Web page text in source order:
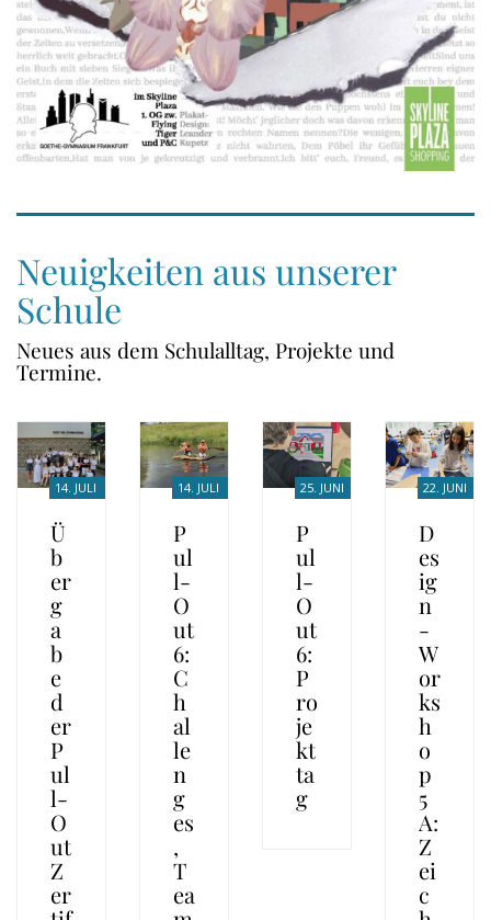
Neuigkeiten aus unserer
Schule
Neues aus dem Schulalltag, Projekte und
Termine.
14. JULI
Ü
b
er
g
a
b
e
d
er
P
ul
l-
O
ut
Z
er
14. JULI
P
ul
l-
O
ut
6:
C
h
al
le
n
g
es
,
T
ea
25. JUNI
P
ul
l-
O
ut
6:
P
ro
je
kt
ta
g
22. JUNI
D
es
ig
n
-
W
or
ks
h
o
p
5
A:
Z
ei
c